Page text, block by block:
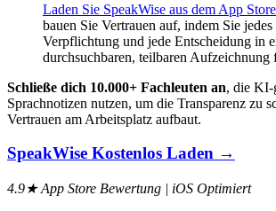
Laden Sie SpeakWise aus dem App
bauen Sie Vertrauen auf, indem Sie
Verpflichtung und jede Entscheidung in
durchsuchbaren, teilbaren Aufzeichnung
Schließe dich 10.000+ Fachleuten an, die KI-
Sprachnotizen nutzen, um die Transparenz zu
Vertrauen am Arbeitsplatz aufbaut.
SpeakWise Kostenlos Laden →
4.9★ App Store Bewertung | iOS Optimiert